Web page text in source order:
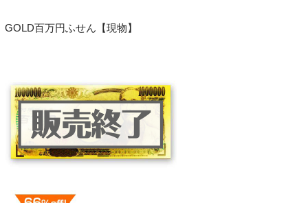
GOLD百万円ふせん【現物】